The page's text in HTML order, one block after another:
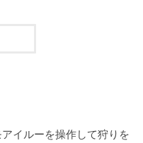
アイルーを操作して狩りを